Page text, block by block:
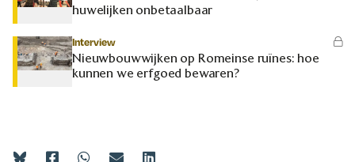
huwelijken onbetaalbaar
Interview
Nieuwbouwwijken op Romeinse ruïnes: hoe
kunnen we erfgoed bewaren?